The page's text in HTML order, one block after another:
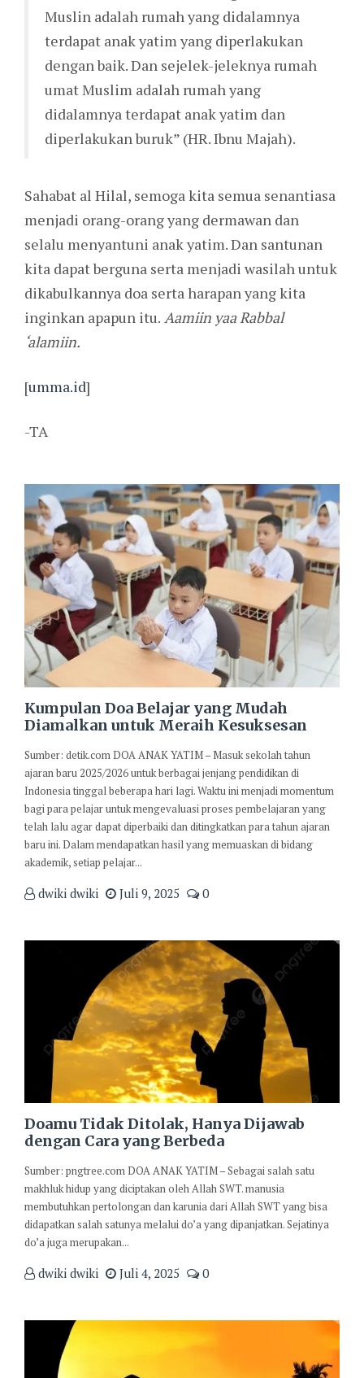
Muslin adalah rumah yang didalamnya
terdapat anak yatim yang diperlakukan
dengan baik. Dan sejelek-jeleknya rumah
umat Muslim adalah rumah yang
didalamnya terdapat anak yatim dan
diperlakukan buruk” (HR. Ibnu Majah).
Sahabat al Hilal, semoga kita semua senantiasa
menjadi orang-orang yang dermawan dan
selalu menyantuni anak yatim. Dan santunan
kita dapat berguna serta menjadi wasilah untuk
dikabulkannya doa serta harapan yang kita
inginkan apapun itu. Aamiin yaa Rabbal
‘alamiin.
[umma.id]
-TA
Kumpulan Doa Belajar yang Mudah
Diamalkan untuk Meraih Kesuksesan
Sumber: detik.com DOA ANAK YATIM – Masuk sekolah tahun
ajaran baru 2025/2026 untuk berbagai jenjang pendidikan di
Indonesia tinggal beberapa hari lagi. Waktu ini menjadi momentum
bagi para pelajar untuk mengevaluasi proses pembelajaran yang
telah lalu agar dapat diperbaiki dan ditingkatkan para tahun ajaran
baru ini. Dalam mendapatkan hasil yang memuaskan di bidang
akademik, setiap pelajar...
dwiki dwiki Juli 9, 2025 0
Doamu Tidak Ditolak, Hanya Dijawab
dengan Cara yang Berbeda
Sumber: pngtree.com DOA ANAK YATIM – Sebagai salah satu
makhluk hidup yang diciptakan oleh Allah SWT. manusia
membutuhkan pertolongan dan karunia dari Allah SWT yang bisa
didapatkan salah satunya melalui do’a yang dipanjatkan. Sejatinya
do’a juga merupakan...
dwiki dwiki Juli 4, 2025 0